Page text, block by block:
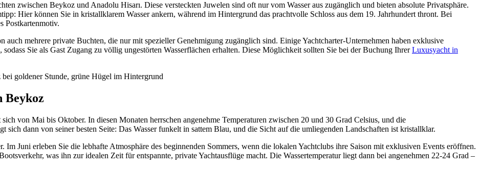
zwischen Beykoz und Anadolu Hisarı. Diese versteckten Juwelen sind oft nur vom Wasser aus zugänglich und bieten absolute Privatsphäre.
Hier können Sie in kristallklarem Wasser ankern, während im Hintergrund das prachtvolle Schloss aus dem 19. Jahrhundert thront. Bei
Postkartenmotiv.
mehrere private Buchten, die nur mit spezieller Genehmigung zugänglich sind. Einige Yachtcharter-Unternehmen haben exklusive
Sie als Gast Zugang zu völlig ungestörten Wasserflächen erhalten. Diese Möglichkeit sollten Sie bei der Buchung IhrerLuxusyacht in
Beykoz
von Mai bis Oktober. In diesen Monaten herrschen angenehme Temperaturen zwischen 20 und 30 Grad Celsius, und die
dann von seiner besten Seite: Das Wasser funkelt in sattem Blau, und die Sicht auf die umliegenden Landschaften ist kristallklar.
Im Juni erleben Sie die lebhafte Atmosphäre des beginnenden Sommers, wenn die lokalen Yachtclubs ihre Saison mit exklusiven Events eröffnen.
was ihn zur idealen Zeit für entspannte, private Yachtausflüge macht. Die Wassertemperatur liegt dann bei angenehmen 22-24 Grad –